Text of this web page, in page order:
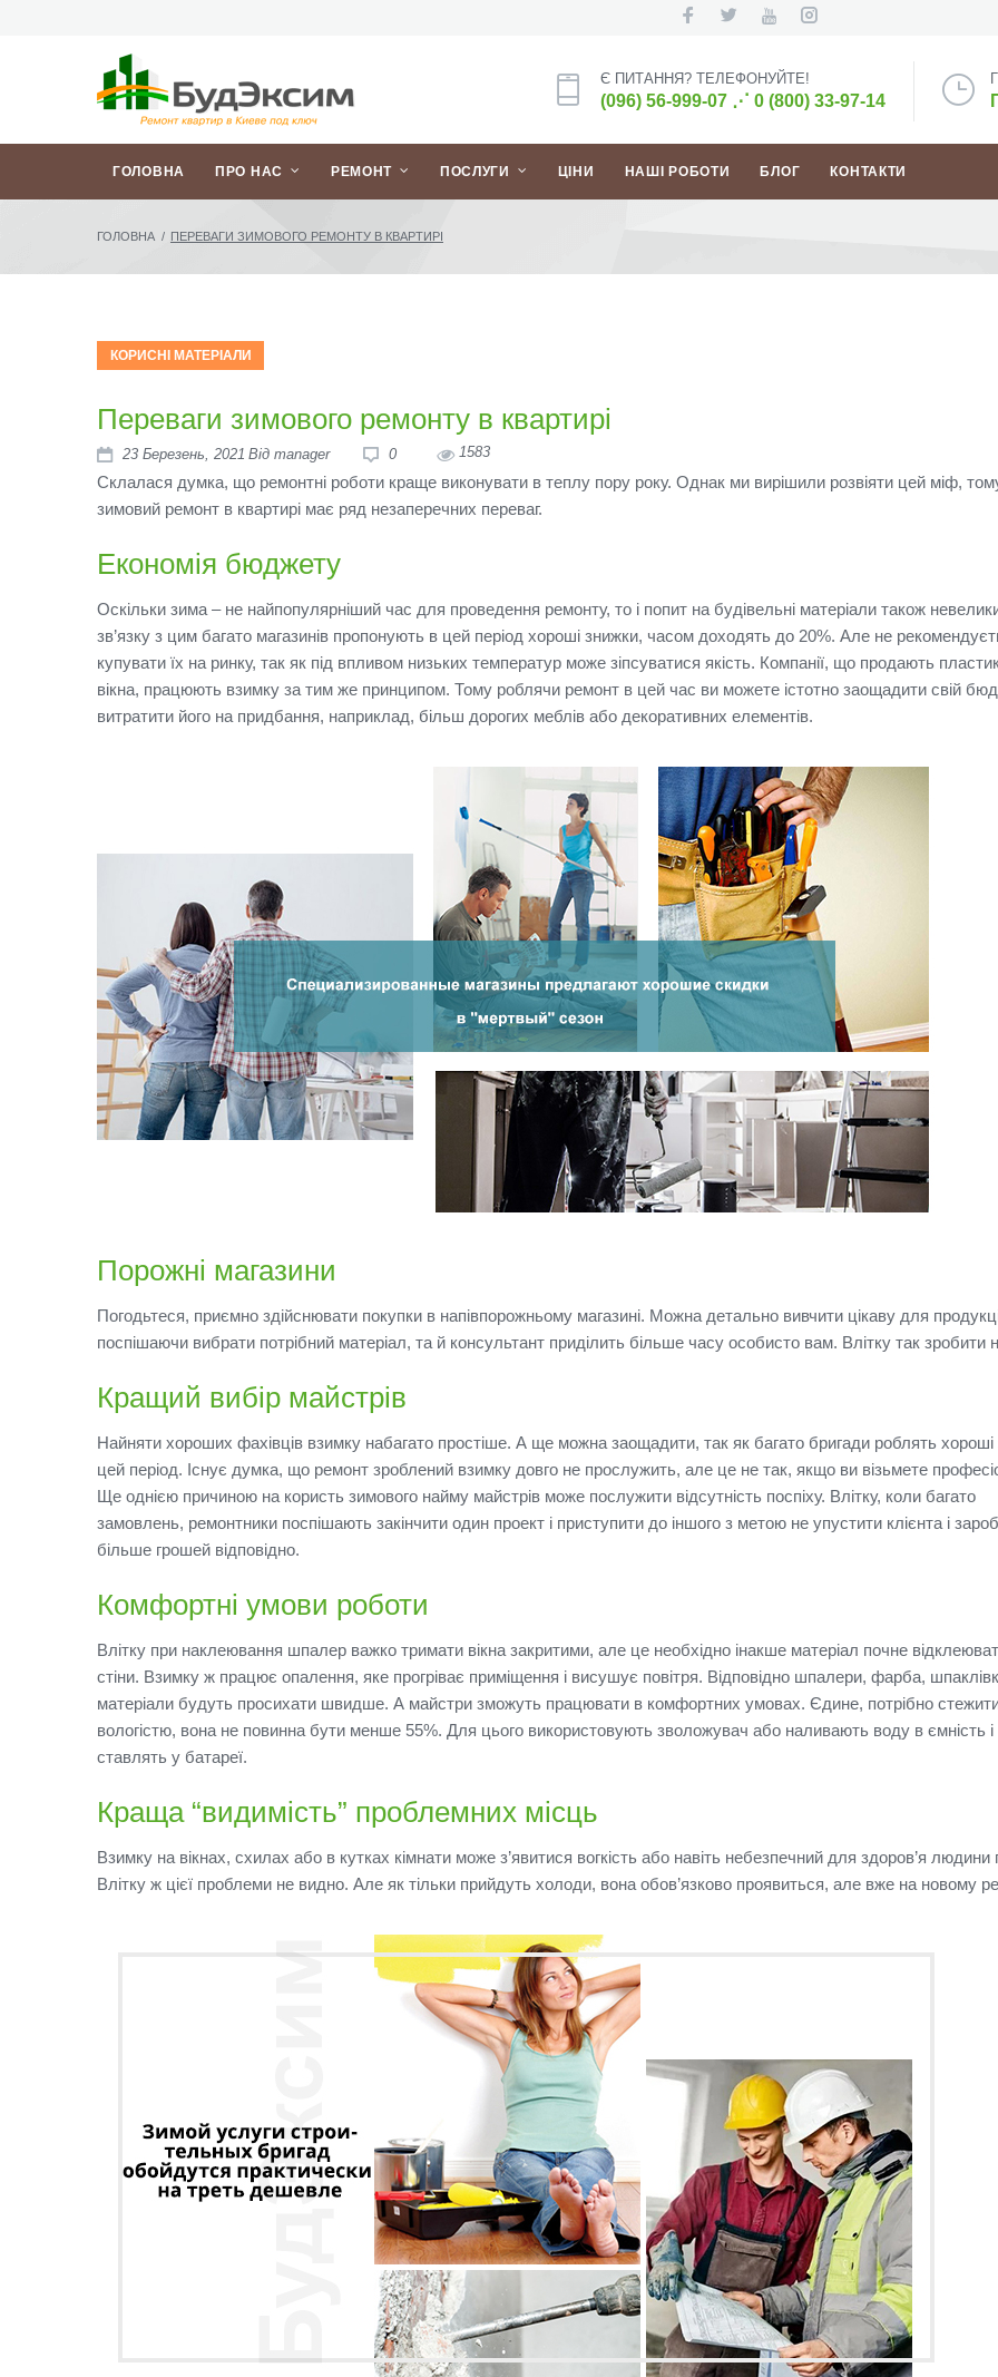
Є ПИТАННЯ? ТЕЛЕФОНУЙТЕ!
(096) 56-999-07⋰ 0 (800) 33-97-14
ГОЛОВНА ПРО НАС РЕМОНТ ПОСЛУГИ ЦІНИ НАШІ РОБОТИ БЛОГ КОНТАКТИ
ГОЛОВНА / ПЕРЕВАГИ ЗИМОВОГО РЕМОНТУ В КВАРТИРІ
КОРИСНІ МАТЕРІАЛИ
Переваги зимового ремонту в квартирі
23 Березень, 2021 Від manager 0 1583
Склалася думка, що ремонтні роботи краще виконувати в теплу пору року. Однак ми вирішили розвіяти цей міф,
зимовий ремонт в квартирі має ряд незаперечних переваг.
Економія бюджету
Оскільки зима – не найпопулярніший час для проведення ремонту, то і попит на будівельні матеріали також
зв’язку з цим багато магазинів пропонують в цей період хороші знижки, часом доходять до 20%. Але не
купувати їх на ринку, так як під впливом низьких температур може зіпсуватися якість. Компанії, що продають
вікна, працюють взимку за тим же принципом. Тому роблячи ремонт в цей час ви можете істотно заощадити свій
витратити його на придбання, наприклад, більш дорогих меблів або декоративних елементів.
Порожні магазини
Погодьтеся, приємно здійснювати покупки в напівпорожньому магазині. Можна детально вивчити цікаву для
поспішаючи вибрати потрібний матеріал, та й консультант приділить більше часу особисто вам. Влітку так зробити
Кращий вибір майстрів
Найняти хороших фахівців взимку набагато простіше. А ще можна заощадити, так як багато бригади роблять хороші
цей період. Існує думка, що ремонт зроблений взимку довго не прослужить, але це не так, якщо ви візьмете
Ще однією причиною на користь зимового найму майстрів може послужити відсутність поспіху. Влітку, коли багато
замовлень, ремонтники поспішають закінчити один проект і приступити до іншого з метою не упустити клієнта і
більше грошей відповідно.
Комфортні умови роботи
Влітку при наклеювання шпалер важко тримати вікна закритими, але це необхідно інакше матеріал почне
стіни. Взимку ж працює опалення, яке прогріває приміщення і висушує повітря. Відповідно шпалери, фарба,
матеріали будуть просихати швидше. А майстри зможуть працювати в комфортних умовах. Єдине, потрібно
вологістю, вона не повинна бути менше 55%. Для цього використовують зволожувач або наливають воду в ємність і
ставлять у батареї.
Краща “видимість” проблемних місць
Взимку на вікнах, схилах або в кутках кімнати може з’явитися вогкість або навіть небезпечний для здоров’я людини
Влітку ж цієї проблеми не видно. Але як тільки прийдуть холоди, вона обов’язково проявиться, але вже на новому